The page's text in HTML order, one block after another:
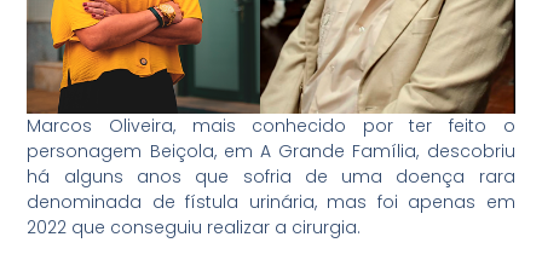
Marcos Oliveira, mais conhecido por ter feito o
personagem Beiçola, em A Grande Família, descobriu
há alguns anos que sofria de uma doença rara
denominada de fístula urinária, mas foi apenas em
2022 que conseguiu realizar a cirurgia.